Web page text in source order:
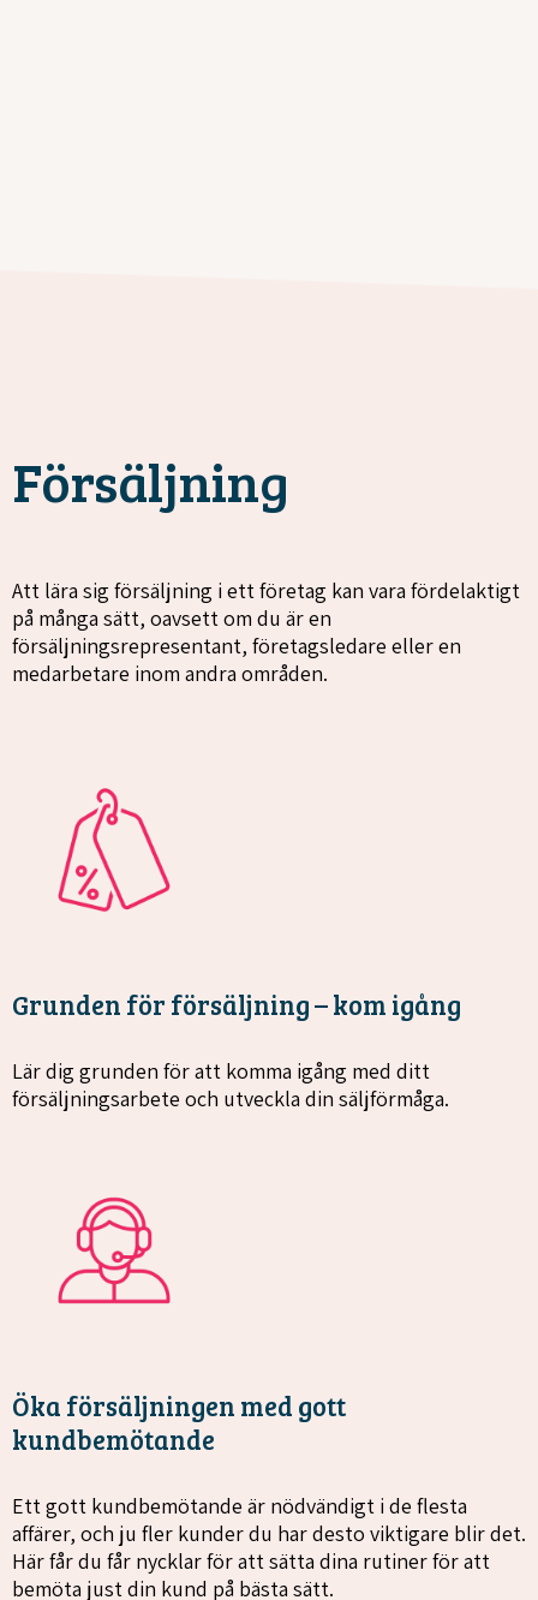
Försäljning
Att lära sig försäljning i ett företag kan vara fördelaktigt
på många sätt, oavsett om du är en
försäljningsrepresentant, företagsledare eller en
medarbetare inom andra områden.
Grunden för försäljning – kom igång
Lär dig grunden för att komma igång med ditt
försäljningsarbete och utveckla din säljförmåga.
Öka försäljningen med gott
kundbemötande
Ett gott kundbemötande är nödvändigt i de flesta
affärer, och ju fler kunder du har desto viktigare blir det.
Här får du får nycklar för att sätta dina rutiner för att
bemöta just din kund på bästa sätt.